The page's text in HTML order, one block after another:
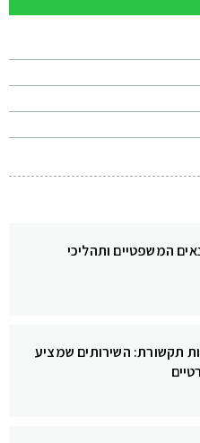
המשפטיים ותהליכי
תקשורת: השירותים שמציע